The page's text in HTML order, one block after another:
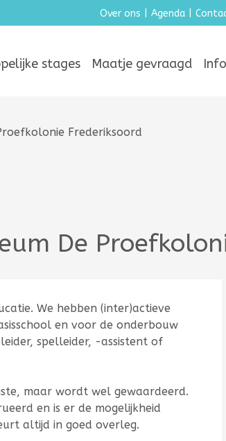
Over ons Agenda
stages Maatje gevraagd
Frederiksoord
De
We hebben (inter)actieve
en voor de onderbouw
spelleider, -assistent of
maar wordt wel gewaardeerd.
en is er de mogelijkheid
altijd in goed overleg.